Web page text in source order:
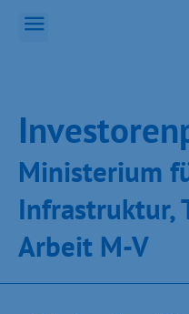
Ministeri­um
Infra­struk­tur,
Ar­beit M-V